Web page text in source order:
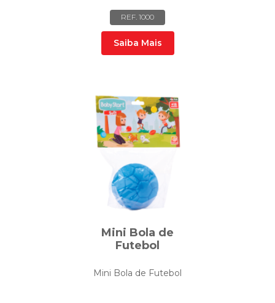
REF. 1000
Saiba Mais
Mini Bola de
Futebol
Mini Bola de Futebol